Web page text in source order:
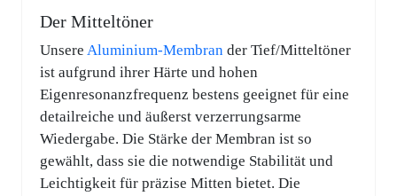
Der Mitteltöner
Unsere Aluminium-Membran der Tief/Mitteltöner
ist aufgrund ihrer Härte und hohen
Eigenresonanzfrequenz bestens geeignet für eine
detailreiche und äußerst verzerrungsarme
Wiedergabe. Die Stärke der Membran ist so
gewählt, dass sie die notwendige Stabilität und
Leichtigkeit für präzise Mitten bietet. Die